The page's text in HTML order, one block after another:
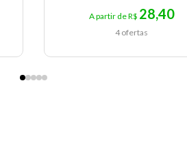
A partir de R$ 28,40
4 ofertas